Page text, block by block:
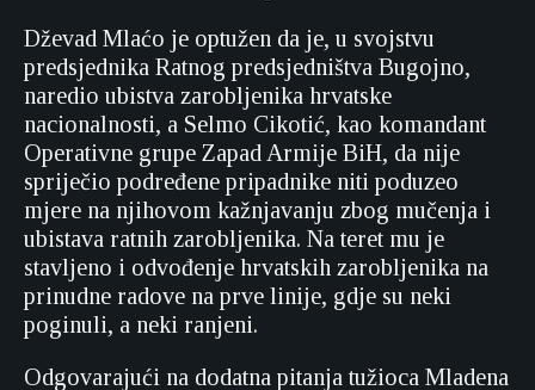
Dževad Mlaćo je optužen da je, u svojstvu
predsjednika Ratnog predsjedništva Bugojno,
naredio ubistva zarobljenika hrvatske
nacionalnosti, a Selmo Cikotić, kao komandant
Operativne grupe Zapad Armije BiH, da nije
spriječio podređene pripadnike niti poduzeo
mjere na njihovom kažnjavanju zbog mučenja i
ubistava ratnih zarobljenika. Na teret mu je
stavljeno i odvođenje hrvatskih zarobljenika na
prinudne radove na prve linije, gdje su neki
poginuli, a neki ranjeni.
Odgovarajući na dodatna pitanja tužioca Mladena